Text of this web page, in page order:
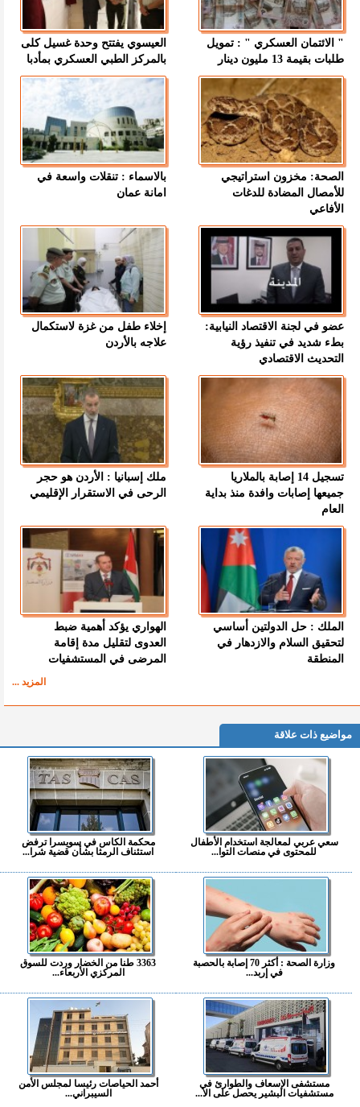
" الائتمان العسكري " : تمويل
طلبات بقيمة 13 مليون دينار
العيسوي يفتتح وحدة غسيل كلى
بالمركز الطبي العسكري بمأدبا
الصحة: مخزون استراتيجي
للأمصال المضادة للدغات
الأفاعي
بالاسماء : تنقلات واسعة في
امانة عمان
عضو في لجنة الاقتصاد النيابية:
بطء شديد في تنفيذ رؤية
التحديث الاقتصادي
إخلاء طفل من غزة لاستكمال
علاجه بالأردن
تسجيل 14 إصابة بالملاريا
جميعها إصابات وافدة منذ بداية
العام
ملك إسبانيا : الأردن هو حجر
الرحى في الاستقرار الإقليمي
الملك : حل الدولتين أساسي
لتحقيق السلام والازدهار في
المنطقة
الهواري يؤكد أهمية ضبط
العدوى لتقليل مدة إقامة
المرضى في المستشفيات
المزيد ...
مواضيع ذات علاقة
سعي عربي لمعالجة استخدام الأطفال
للمحتوى في منصات التوا...
محكمة الكاس في سويسرا ترفض
استئناف الرمثا بشأن قضية شرا...
وزارة الصحة : أكثر 70 إصابة بالحصبة
في إربد...
3363 طنا من الخضار وردت للسوق
المركزي الأربعاء...
مستشفى الإسعاف والطوارئ في
مستشفيات البشير يحصل على الا...
أحمد الحياصات رئيسا لمجلس الأمن
السيبراني...